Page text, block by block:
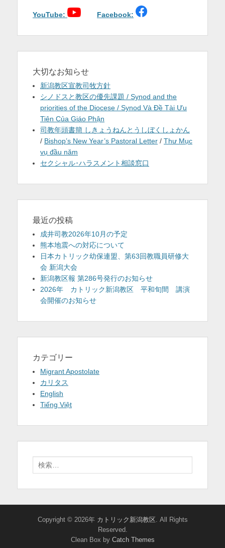
ョ
YouTube: Facebook:
大切なお知らせ
新潟教区宣教司牧方針
シノドスと教区の優先課題 / Synod and the
priorities of the Diocese / Synod Và Đề Tài Ưu
Tiên Của Giáo Phận
司教年頭書簡 しきょうねんとうしぼくしょかん
/ Bishop’s New Year’s Pastoral Letter / Thư Mục
vụ đầu năm
セクシャル･ハラスメント相談窓口
最近の投稿
成井司教2026年10月の予定
熊本地震への対応について
日本カトリック幼保連盟、第63回教職員研修大
会 新潟大会
新潟教区報 第286号発行のお知らせ
2026年 カトリック新潟教区 平和旬間 講演
会開催のお知らせ
カテゴリー
Migrant Apostolate
カリタス
English
Tiếng Việt
索:
Copyright © 2026年 カトリック新潟教区. All Rights
Reserved.
Clean Box by Catch Themes